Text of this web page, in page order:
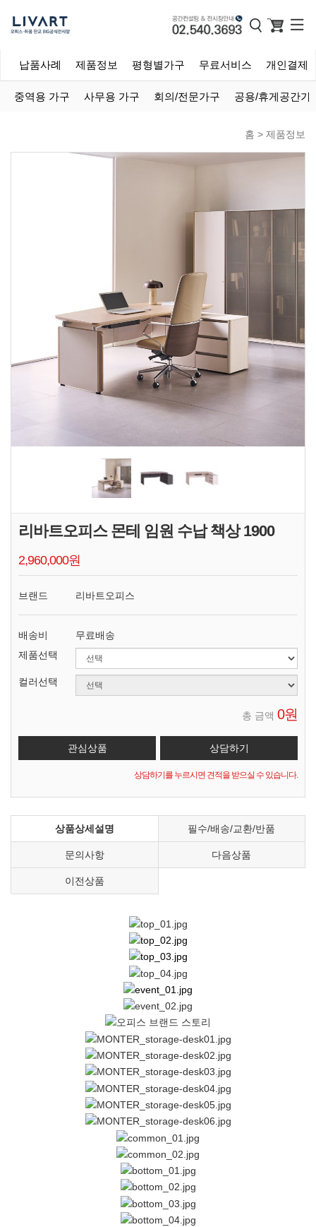
납품사례 제품정보 평형별가구 무료서비스 개인결제
중역용 가구 사무용 가구 회의/전문가구 공용/휴게공간가
홈 > 제품정보
리바트오피스 몬테 임원 수납 책상 1900
2,960,000원
브랜드 리바트오피스
배송비
무료배송
제품선택
컬러선택
총 금액 0원
상담하기를 누르시면 견적을 받으실 수 있습니다.
상품상세설명 필수/배송/교환/반품
문의사항 다음상품
이전상품